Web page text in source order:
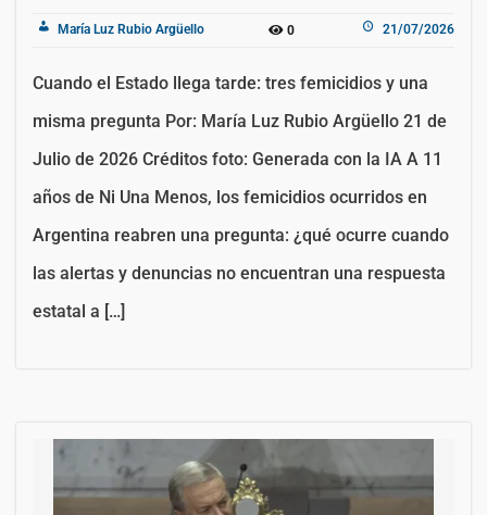
María Luz Rubio Argüello 0 21/07/2026
Cuando el Estado llega tarde: tres femicidios y una
misma pregunta Por: María Luz Rubio Argüello 21 de
Julio de 2026 Créditos foto: Generada con la IA A 11
años de Ni Una Menos, los femicidios ocurridos en
Argentina reabren una pregunta: ¿qué ocurre cuando
las alertas y denuncias no encuentran una respuesta
estatal a […]